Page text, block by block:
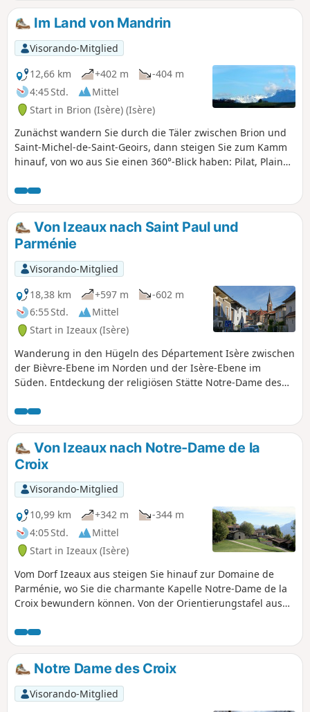
Im Land von Mandrin
Visorando-Mitglied
12,66 km
+402 m
-404 m
4:45 Std.
Mittel
Start in Brion (Isère) (Isère)
Zunächst wandern Sie durch die Täler zwischen Brion und
Saint-Michel-de-Saint-Geoirs, dann steigen Sie zum Kamm
hinauf, von wo aus Sie einen 360°-Blick haben: Pilat, Plaine
durchqueren Sie den Wald von Mouillasson, bevor Sie zum
Parkplatz zurückkehren.
Von Izeaux nach Saint Paul und
Parménie
Visorando-Mitglied
18,38 km
+597 m
-602 m
6:55 Std.
Mittel
Start in Izeaux (Isère)
Wanderung in den Hügeln des Département Isère zwischen
der Bièvre-Ebene im Norden und der Isère-Ebene im
Süden. Entdeckung der religiösen Stätte Notre-Dame des
Chartreuse, die Alpen und den Vercors vom
Orientierungsturm am selben Ort aus.
Von Izeaux nach Notre-Dame de la
Croix
Visorando-Mitglied
10,99 km
+342 m
-344 m
4:05 Std.
Mittel
Start in Izeaux (Isère)
Vom Dorf Izeaux aus steigen Sie hinauf zur Domaine de
Parménie, wo Sie die charmante Kapelle Notre-Dame de la
Croix bewundern können. Von der Orientierungstafel aus
Departement Ain bis zu den Gipfeln im Nordosten des
Vercors.
Notre Dame des Croix
Visorando-Mitglied